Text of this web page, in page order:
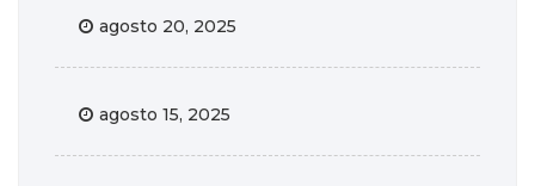
agosto 20, 2025
agosto 15, 2025